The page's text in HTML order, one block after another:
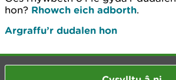
hon? Rhowch eich adborth.
Argraffu’r dudalen hon